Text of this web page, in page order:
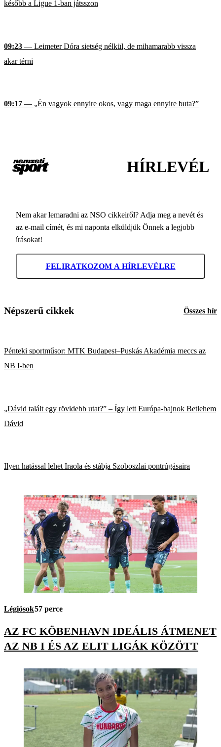
később a Ligue 1-ban játsszon
09:23 — Leimeter Dóra sietség nélkül, de mihamarabb vissza
akar térni
09:17 — „Én vagyok ennyire okos, vagy maga ennyire buta?”
HÍRLEVÉL
Nem akar lemaradni az NSO cikkeiről? Adja meg a nevét és
az e-mail címét, és mi naponta elküldjük Önnek a legjobb
írásokat!
FELIRATKOZOM A HÍRLEVÉLRE
Népszerű cikkek Összes hír
Pénteki sportműsor: MTK Budapest–Puskás Akadémia meccs az
NB I-ben
„Dávid talált egy rövidebb utat?” – Így lett Európa-bajnok Betlehem
Dávid
Ilyen hatással lehet Iraola és stábja Szoboszlai pontrúgásaira
Légiósok57 perce
AZ FC KÖBENHAVN IDEÁLIS ÁTMENET
AZ NB I ÉS AZ ELIT LIGÁK KÖZÖTT